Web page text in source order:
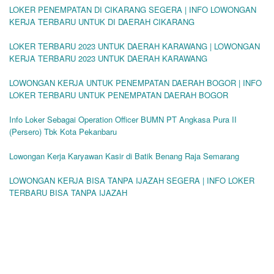
LOKER PENEMPATAN DI CIKARANG SEGERA | INFO LOWONGAN
KERJA TERBARU UNTUK DI DAERAH CIKARANG
LOKER TERBARU 2023 UNTUK DAERAH KARAWANG | LOWONGAN
KERJA TERBARU 2023 UNTUK DAERAH KARAWANG
LOWONGAN KERJA UNTUK PENEMPATAN DAERAH BOGOR | INFO
LOKER TERBARU UNTUK PENEMPATAN DAERAH BOGOR
Info Loker Sebagai Operation Officer BUMN PT Angkasa Pura II
(Persero) Tbk Kota Pekanbaru
Lowongan Kerja Karyawan Kasir di Batik Benang Raja Semarang
LOWONGAN KERJA BISA TANPA IJAZAH SEGERA | INFO LOKER
TERBARU BISA TANPA IJAZAH